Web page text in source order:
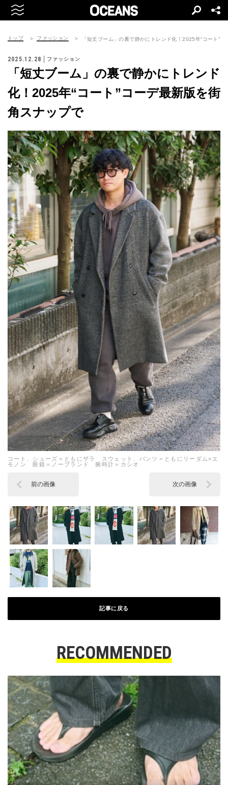
トップ ファッション 「短丈ブーム」の裏で静かにトレンド化！2025年“コート”
2025.12.28 ファッション
「短丈ブーム」の裏で静かにトレンド
化！2025年“コート”コーデ最新版を街
角スナップで
コート、シューズ＝ともにザラ スウェット、パンツ＝ともにリーダム×エ
モノン 眼鏡＝ノーブランド 腕時計＝カシオ
前の画像 次の画像
記事に戻る
RECOMMENDED